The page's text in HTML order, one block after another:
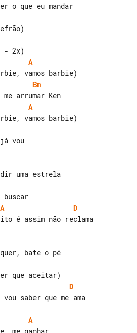
o que eu mandar
A
Bm
A
vou
A
D
é assim não reclama
D
vou saber que me ama
A